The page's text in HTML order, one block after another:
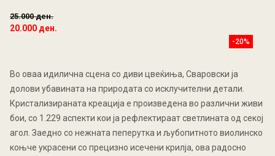
25.000 ден.
20.000 ден.
-20%
Во оваа идилична сцена со диви цвеќиња, Сваровски ја
долови убавината на природата со исклучителни детали.
Кристализираната креација е произведена во различни живи
бои, со 1.229 аспекти кои ја рефлектираат светлината од секој
агол. Заедно со нежната пеперутка и љубопитното виолинско
коњче украсени со прецизно исечени крилја, ова радосно